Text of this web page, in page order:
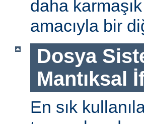
daha
amacıyla bir
Dosya
Mantıksal
En sık